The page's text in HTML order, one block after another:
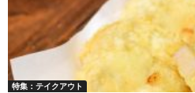
特集：テイクアウト